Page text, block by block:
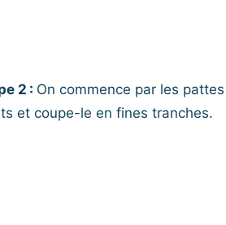
2 : On commence par les
et coupe-le en fines tranches.